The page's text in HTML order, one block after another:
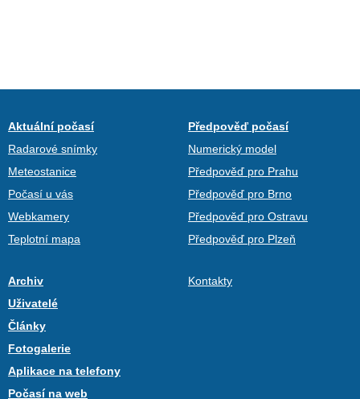
Aktuální počasí
Radarové snímky
Meteostanice
Počasí u vás
Webkamery
Teplotní mapa
Předpověď počasí
Numerický model
Předpověď pro Prahu
Předpověď pro Brno
Předpověď pro Ostravu
Předpověď pro Plzeň
Archiv
Uživatelé
Články
Fotogalerie
Aplikace na telefony
Počasí na web
Kontakty